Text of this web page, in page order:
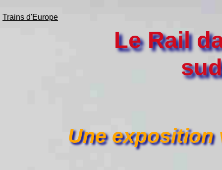
Trains d'Europe
Le Rail
Une exposition